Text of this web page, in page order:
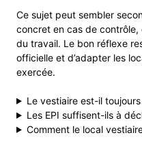
Ce sujet peut sembler
concret en cas de contrôle,
du travail. Le bon réflexe
officielle et d’adapter les
exercée.
Le vestiaire est-il
Les EPI suffisent-ils à
Comment le local